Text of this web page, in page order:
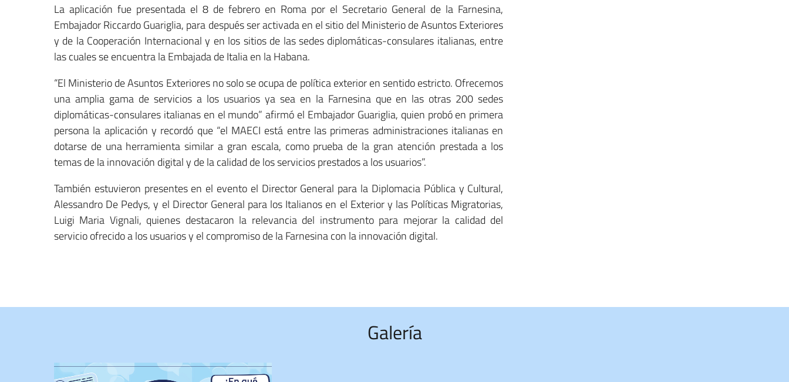
La aplicación fue presentada el 8 de febrero en Roma por el Secretario General de la Farnesina,
Embajador Riccardo Guariglia, para después ser activada en el sitio del Ministerio de Asuntos Exteriores
y de la Cooperación Internacional y en los sitios de las sedes diplomáticas-consulares italianas, entre
las cuales se encuentra la Embajada de Italia en la Habana.
“El Ministerio de Asuntos Exteriores no solo se ocupa de política exterior en sentido estricto. Ofrecemos
una amplia gama de servicios a los usuarios ya sea en la Farnesina que en las otras 200 sedes
diplomáticas-consulares italianas en el mundo” afirmó el Embajador Guariglia, quien probó en primera
persona la aplicación y recordó que “el MAECI está entre las primeras administraciones italianas en
dotarse de una herramienta similar a gran escala, como prueba de la gran atención prestada a los
temas de la innovación digital y de la calidad de los servicios prestados a los usuarios”.
También estuvieron presentes en el evento el Director General para la Diplomacia Pública y Cultural,
Alessandro De Pedys, y el Director General para los Italianos en el Exterior y las Políticas Migratorias,
Luigi Maria Vignali, quienes destacaron la relevancia del instrumento para mejorar la calidad del
servicio ofrecido a los usuarios y el compromiso de la Farnesina con la innovación digital.
Galería